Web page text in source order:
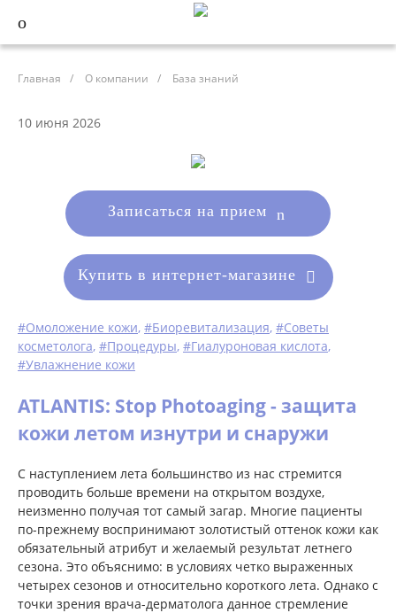
Главная / О компании / База знаний
10 июня 2026
Записаться на прием
Купить в интернет-магазине
#Омоложение кожи, #Биоревитализация, #Советы
косметолога, #Процедуры, #Гиалуроновая кислота,
#Увлажнение кожи
ATLANTIS: Stop Photoaging - защита
кожи летом изнутри и снаружи
С наступлением лета большинство из нас стремится
проводить больше времени на открытом воздухе,
неизменно получая тот самый загар. Многие пациенты
по-прежнему воспринимают золотистый оттенок кожи как
обязательный атрибут и желаемый результат летнего
сезона. Это объяснимо: в условиях четко выраженных
четырех сезонов и относительно короткого лета. Однако с
точки зрения врача-дерматолога данное стремление